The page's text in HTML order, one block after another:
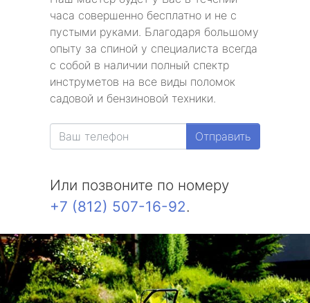
часа совершенно бесплатно и не с
пустыми руками. Благодаря большому
опыту за спиной у специалиста всегда
с собой в наличии полный спектр
инструметов на все виды поломок
садовой и бензиновой техники.
Отправить
Или позвоните по номеру
+7 (812) 507-16-92.